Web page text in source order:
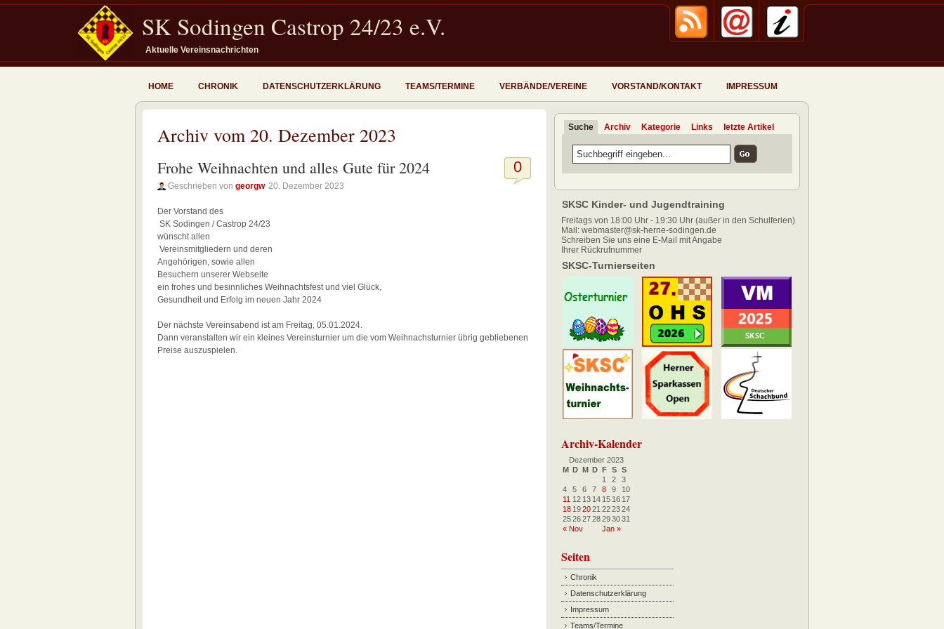
SK Sodingen Castrop 24/23 e.V.
Aktuelle Vereinsnachrichten
HOME CHRONIK DATENSCHUTZERKLÄRUNG TEAMS/TERMINE VERBÄNDE/VEREINE VORSTAND/KONTAKT IMPRESSUM
Archiv vom 20. Dezember 2023
0
Frohe Weihnachten und alles Gute für 2024
Geschrieben von georgw 20. Dezember 2023
Der Vorstand des
SK Sodingen / Castrop 24/23
wünscht allen
Vereinsmitgliedern und deren
Angehörigen, sowie allen
Besuchern unserer Webseite
ein frohes und besinnliches Weihnachtsfest und viel Glück,
Gesundheit und Erfolg im neuen Jahr 2024
Der nächste Vereinsabend ist am Freitag, 05.01.2024.
Dann veranstalten wir ein kleines Vereinsturnier um die vom Weihnachsturnier übrig gebliebenen
Preise auszuspielen.
Suche Archiv Kategorie Links letzte Artikel
SKSC Kinder- und Jugendtraining
Freitags von 18:00 Uhr - 19:30 Uhr (außer in den Schulferien)
Mail: webmaster@sk-herne-sodingen.de
Schreiben Sie uns eine E-Mail mit Angabe
Ihrer Rückrufnummer
SKSC-Turnierseiten
Archiv-Kalender
Dezember 2023
M D M D F S S
« Nov Jan »
1 2
3
4
5 6 7 8 9
10
11 12 13 14 15 16 17
18 192021 222324
25262728293031
Seiten
Chronik
Datenschutzerklärung
Impressum
Teams/Termine